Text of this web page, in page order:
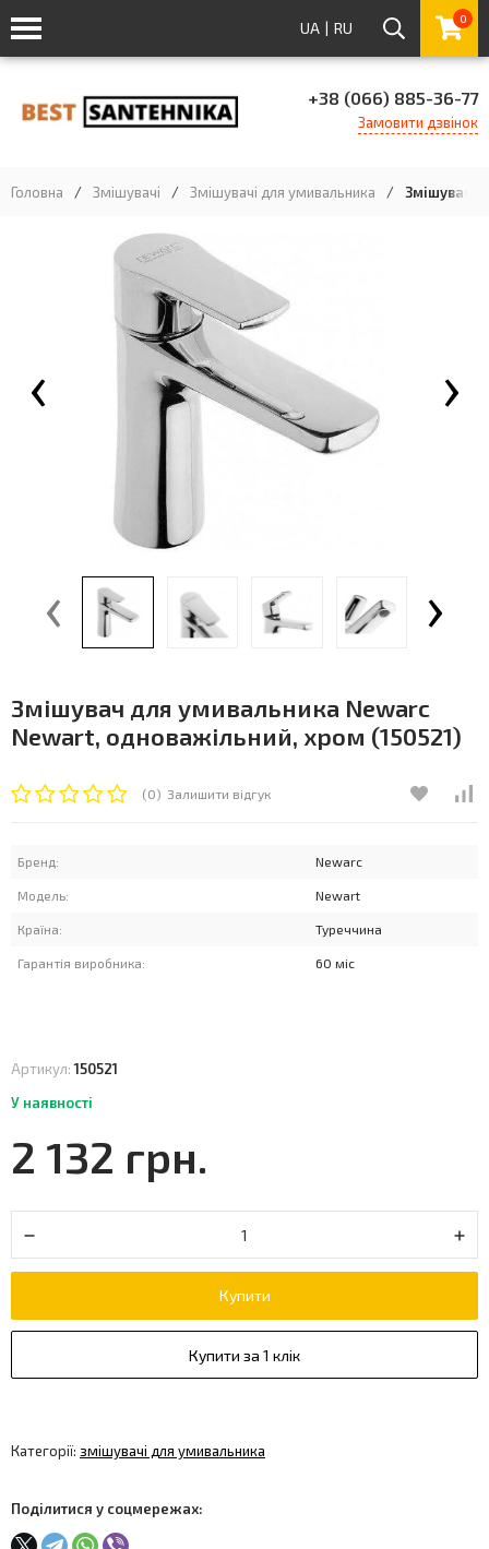
UA | RU 0
+38 (066) 885-36-77
Замовити дзвінок
Головна / Змішувачі / Змішувачі для умивальника / Змішувач
‹ ›
‹ ›
Змішувач для умивальника Newarc
Newart, одноважільний, хром (150521)
(0) Залишити відгук
Бренд: Newarc
Модель: Newart
Країна: Туреччина
Гарантія виробника: 60 міс
Артикул:150521
У наявності
2 132 грн.
Купити
Купити за 1 клік
Категорії: змішувачі для умивальника
Поділитися у соцмережах: